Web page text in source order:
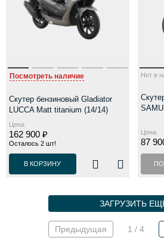
Посмотреть наличие
Скутер бензиновый Gladiator
LUCCA Matt titanium (14/14)
Цена
162 900 ₽
Осталось 2 шт!
В КОРЗИНУ
Нет в
Цена
87
ЗАГРУЗИТЬ
Предыдущая 1 / 4